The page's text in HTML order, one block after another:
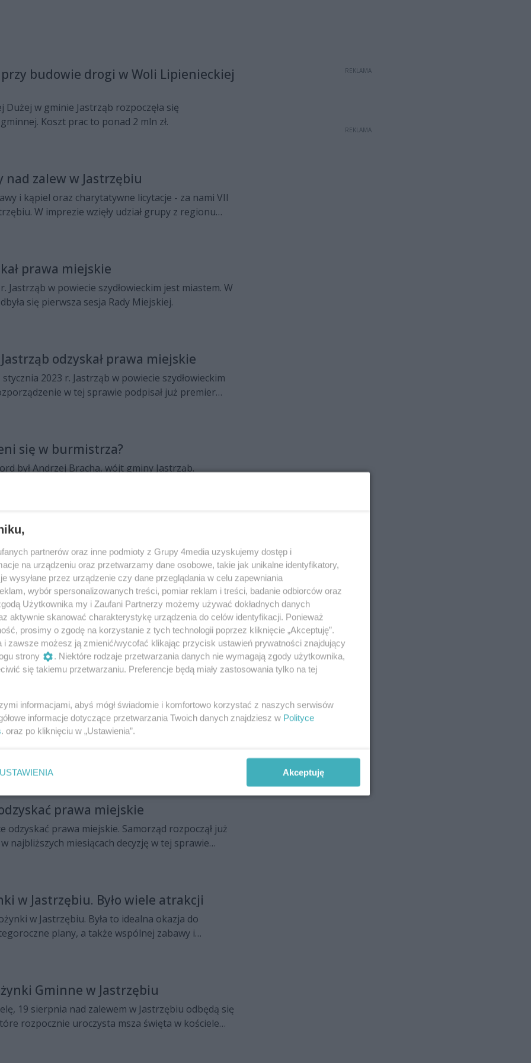
przy budowie drogi w Woli Lipienieckiej
Dużej w gminie Jastrząb rozpoczęła się
Koszt prac to ponad 2 mln zł.
nad zalew w Jastrzębiu
i kąpiel oraz charytatywne licytacje - za nami VII
W imprezie wzięły udział grupy z regionu
prawa miejskie
Jastrząb w powiecie szydłowieckim jest miastem. W
się pierwsza sesja Rady Miejskiej.
odzyskał prawa miejskie
2023 r. Jastrząb w powiecie szydłowieckim
w tej sprawie podpisał już premier
się w burmistrza?
był Andrzej Bracha, wójt gminy Jastrząb.
od odzyskania praw miejskich
dzielą Jastrząb w powiecie szydłowieckim od
Miejscowość może zmienić swój status już
z błogosławieństwem papieża
spotkała się w ostatnich dniach z papieżem
on błogosławieństwa gminie z okazji 600-lecia
w Jastrzębiu
weźmie udział w VI Zlocie Morsów nad zalewem
gminy.
prawa miejskie
odzyskać prawa miejskie. Samorząd rozpoczął już
najbliższych miesiącach decyzję w tej sprawie
w Jastrzębiu. Było wiele atrakcji
w Jastrzębiu. Była to idealna okazja do
plany, a także wspólnej zabawy i
Gminne w Jastrzębiu
19 sierpnia nad zalewem w Jastrzębiu odbędą się
rozpocznie uroczysta msza święta w kościele
Na obrzędy dożynkowe organizatorzy
REKLAMA
REKLAMA
partnerów oraz inne podmioty z Grupy 4media uzyskujemy dostęp i
na urządzeniu oraz przetwarzamy dane osobowe, takie jak unikalne identyfikatory,
wysyłane przez urządzenie czy dane przeglądania w celu zapewniania
wybór spersonalizowanych treści, pomiar reklam i treści, badanie odbiorców oraz
Użytkownika my i Zaufani Partnerzy możemy używać dokładnych danych
aktywnie skanować charakterystykę urządzenia do celów identyfikacji. Ponieważ
prosimy o zgodę na korzystanie z tych technologii poprzez kliknięcie „Akceptuję”.
i zawsze możesz ją zmienić/wycofać klikając przycisk ustawień prywatności znajdujący
strony
. Niektóre rodzaje przetwarzania danych nie wymagają zgody użytkownika,
się takiemu przetwarzaniu. Preferencje będą miały zastosowania tylko na tej
informacjami, abyś mógł świadomie i komfortowo korzystać z naszych serwisów
informacje dotyczące przetwarzania Twoich danych znajdziesz w Polityce
. oraz po kliknięciu w „Ustawienia”.
USTAWIENIA Akceptuję